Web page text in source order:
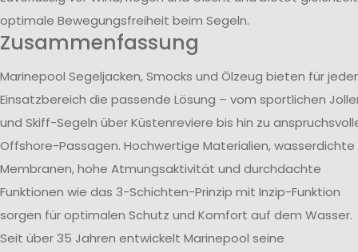
optimale Bewegungsfreiheit beim Segeln.
Zusammenfassung
Marinepool Segeljacken, Smocks und Ölzeug bieten für
Einsatzbereich die passende Lösung – vom sportlichen
und Skiff-Segeln über Küstenreviere bis hin zu
Offshore-Passagen. Hochwertige Materialien, wasserdichte
Membranen, hohe Atmungsaktivität und durchdachte
Funktionen wie das 3-Schichten-Prinzip mit Inzip-Funktion
sorgen für optimalen Schutz und Komfort auf dem Wasser.
Seit über 35 Jahren entwickelt Marinepool seine